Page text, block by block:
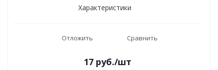
Характеристики
Отложить Сравнить
17руб./шт